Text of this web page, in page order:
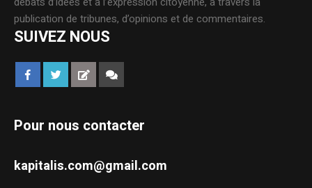
publication de tribunes, d’opinions et de commentaires.
SUIVEZ NOUS
Pour nous contacter
kapitalis.com@gmail.com